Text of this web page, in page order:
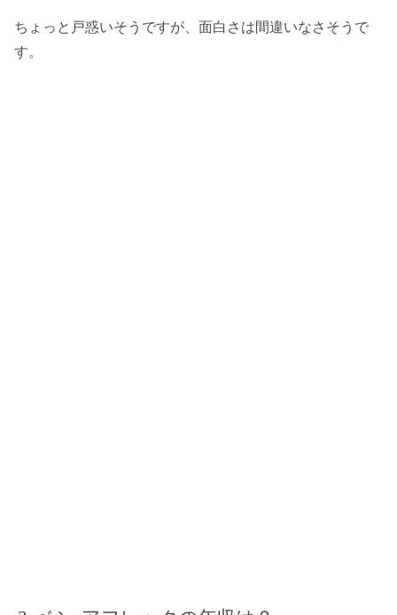
ちょっと戸惑いそうですが、面白さは間違いなさそうで
す。